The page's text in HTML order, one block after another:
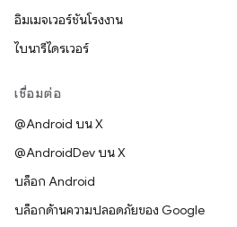
อิมเมจเวอร์ชันโรงงาน
ไบนารีไดรเวอร์
เชื่อมต่อ
@Android บน X
@AndroidDev บน X
บล็อก Android
บล็อกด้านความปลอดภัยของ Google